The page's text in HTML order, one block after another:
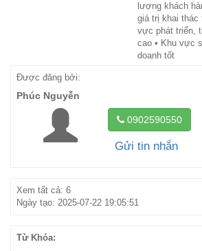
lượng khách
giá trị khai thác
vực phát triển,
cao • Khu vực
doanh tốt
Được đăng bởi:
Phúc Nguyễn
0902590550
Gửi tin nhắn
Xem tất cả: 6
Ngày tạo: 2025-07-22 19:05:51
Từ Khóa: